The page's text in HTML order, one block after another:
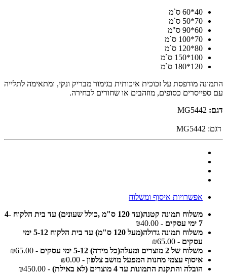
40*60 ס`מ
70*50 ס`מ
60*90 ס"מ
70*100 ס`מ
80*120 ס`מ
100*150 ס`מ
120*180 ס`מ
התמונה מודפסת על זכוכית איכותית בגימור מבריק ונקי, ומתאימה לתלייה
עם ספייסרים כסופים, מוזהבים או שחורים לבחירה.
דגם:
דגם: MG5442
אפשרויות איסוף ומשלוח
משלוח תמונה קטנה(עד 120 ס"מ ,כולל שעונים) עד בית הלקוח 4-
7 ימי עסקים
- ₪40.00
משלוח תמונה גדולה(מעל 120 ס"מ) עד בית הלקוח 5-12 ימי
עסקים - ₪65.00
משלוח של 2 מוצרים ומעלה(כל מידה) 5-12 ימי עסקים
- ₪65.00
איסוף עצמי מחנות המפעל מושב צלפון - ₪0.00
הובלה והתקנת התמונות עד 4 מוצרים (לא באילת)
- ₪450.00